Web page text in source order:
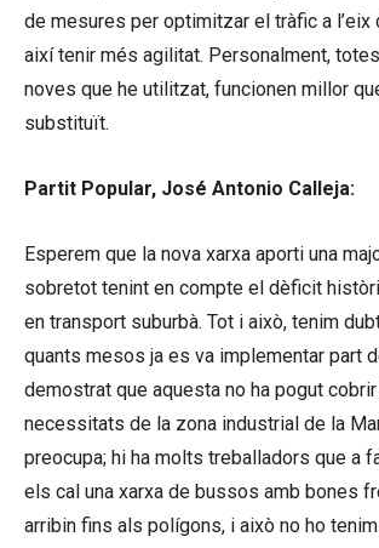
de mesures per optimitzar el tràfic a l’eix
així tenir més agilitat. Personalment,
noves que he utilitzat, funcionen millor
substituït.
Partit Popular, José Antonio Calleja:
Esperem que la nova xarxa aporti una
sobretot tenint en compte el dèficit
en transport suburbà. Tot i això, tenim
quants mesos ja es va implementar part
demostrat que aquesta no ha pogut
necessitats de la zona industrial de la
preocupa; hi ha molts treballadors que a
els cal una xarxa de bussos amb bones
arribin fins als polígons, i això no ho